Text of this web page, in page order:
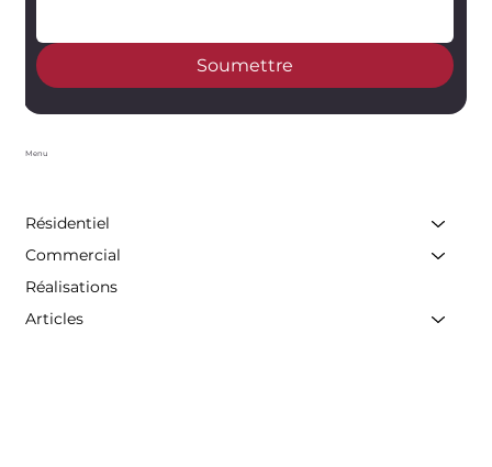
Soumettre
Menu
Résidentiel
Commercial
Réalisations
Articles